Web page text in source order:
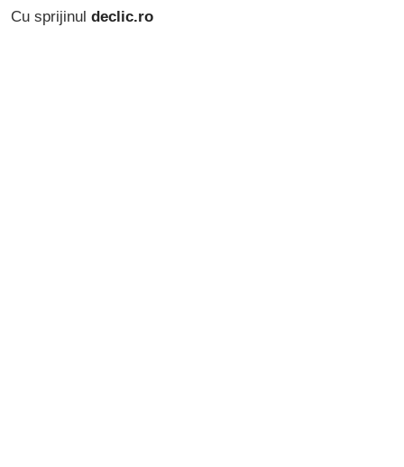
Cu sprijinul declic.ro